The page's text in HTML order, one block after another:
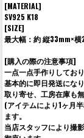
[MATERIAL]
SV925 K18
[SIZE]
最大幅：約 縦33mm×
[購入の際の注意事項]
一点一点手作りしてお
基本的に即日発送にな
取り寄せ、工房在庫も
(アイテムにより1ヶ月
ます。
当店スタッフにより撮